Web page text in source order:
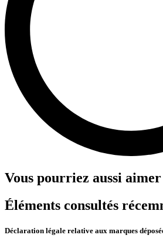
Vous pourriez aussi aimer
Éléments consultés
Déclaration légale relative aux marques